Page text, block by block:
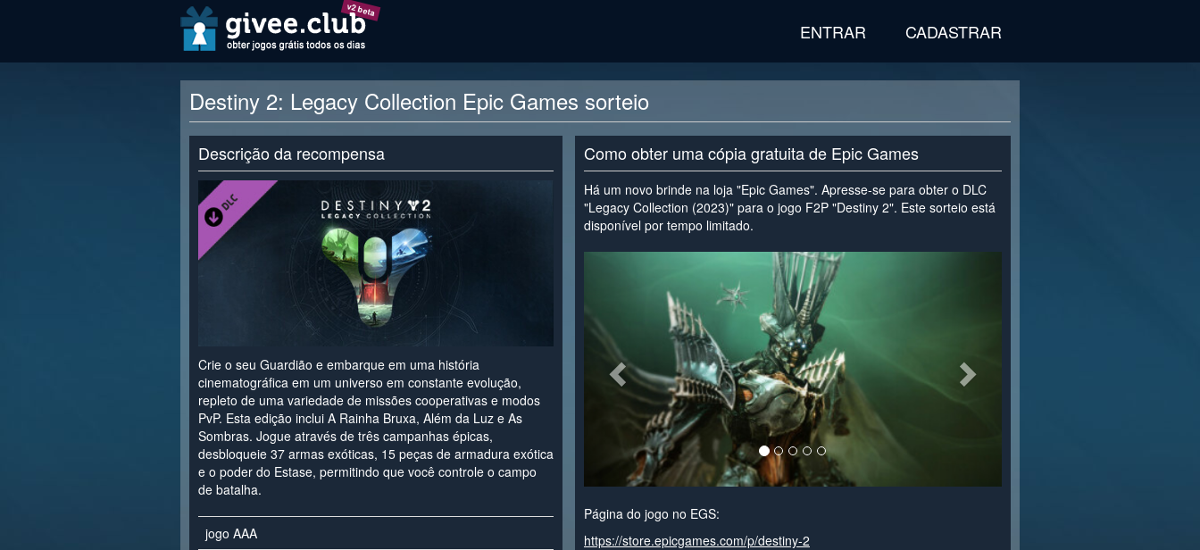
v2 beta
ENTRAR CADASTRAR
Destiny 2: Legacy Collection Epic Games sorteio
Descrição da recompensa
Crie o seu Guardião e embarque em uma história
cinematográfica em um universo em constante evolução,
repleto de uma variedade de missões cooperativas e modos
PvP. Esta edição inclui A Rainha Bruxa, Além da Luz e As
Sombras. Jogue através de três campanhas épicas,
desbloqueie 37 armas exóticas, 15 peças de armadura exótica
e o poder do Estase, permitindo que você controle o campo
de batalha.
jogo AAA
Como obter uma cópia gratuita de Epic Games
Há um novo brinde na loja "Epic Games". Apresse-se para obter o DLC
"Legacy Collection (2023)" para o jogo F2P "Destiny 2". Este sorteio está
disponível por tempo limitado.
Página do jogo no EGS:
https://store.epicgames.com/p/destiny-2